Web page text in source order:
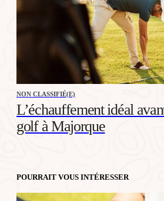
NON CLASSIFIÉ(E)
L’échauffement idéal
golf à Majorque
POURRAIT VOUS INTÉRESSER